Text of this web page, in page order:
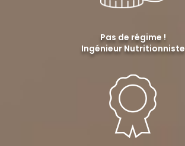
Pas de régime !
Ingénieur Nutritionniste